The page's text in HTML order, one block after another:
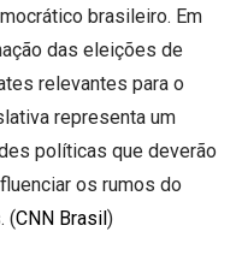
brasileiro. Em
das eleições de
relevantes para o
representa um
políticas que deverão
os rumos do
(CNN Brasil )